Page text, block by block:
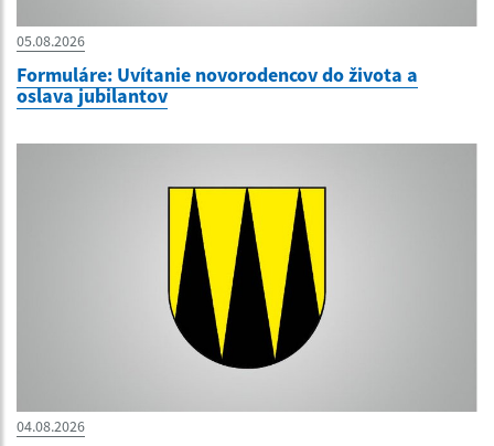
05.08.2026
Formuláre: Uvítanie novorodencov do života a
oslava jubilantov
04.08.2026